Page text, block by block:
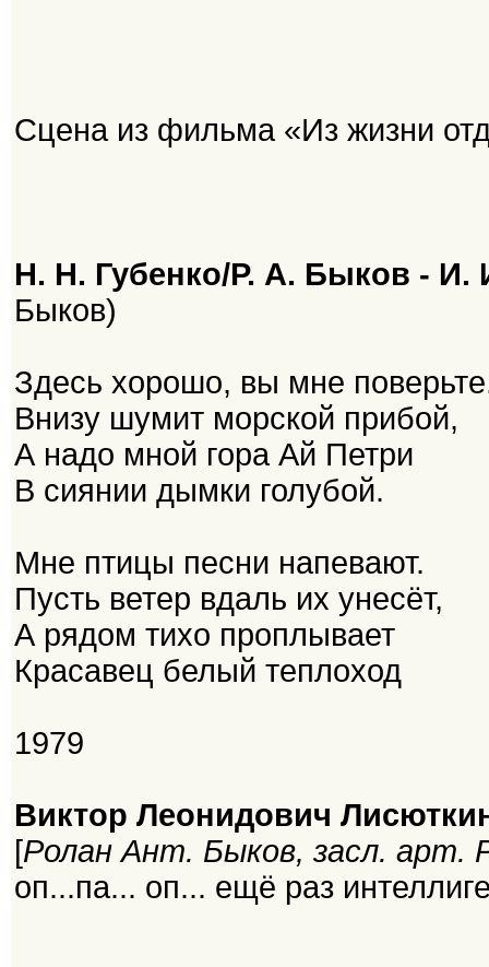
Сцена из фильма «Из жизни
Н. Н. Губенко/Р. А. Быков -
Быков)
Здесь хорошо, вы мне
Внизу шумит морской прибой,
А надо мной гора Ай Петри
В сиянии дымки голубой.
Мне птицы песни напевают.
Пусть ветер вдаль их унесёт,
А рядом тихо проплывает
Красавец белый теплоход
1979
Виктор Леонидович
[Ролан Ант. Быков, засл.
оп...па... оп... ещё раз